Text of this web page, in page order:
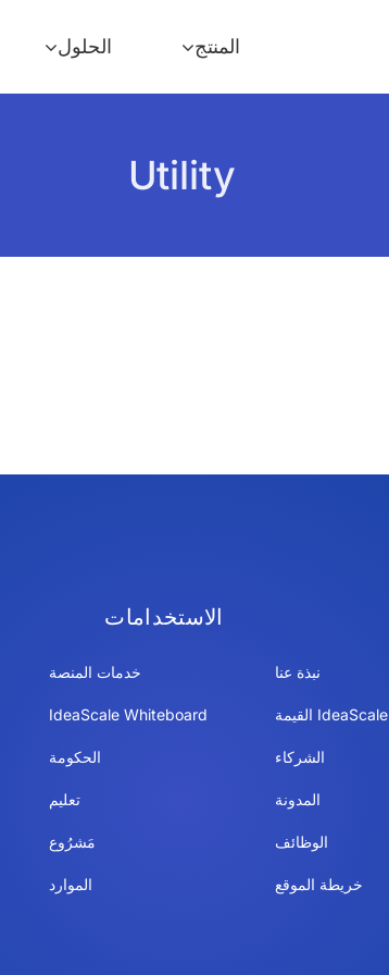
المنتج الحلول
Utility
نبذة عنا
IdeaScale القيمة
الشركاء
المدونة
الوظائف
خريطة الموقع
الاستخدامات
خدمات المنصة
IdeaScale Whiteboard
الحكومة
تعليم
مَشرُوع
الموارد